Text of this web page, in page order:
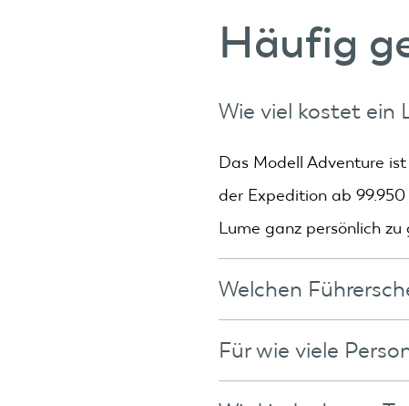
Häufig
Wie viel kostet ein
Das Modell Adventure
der Expedition ab
Lume ganz persönlich zu
Welchen
Für das Modell
Gesamtgewicht von
Für den Nordic und den
Für wie viele
Der Adventure verfügt